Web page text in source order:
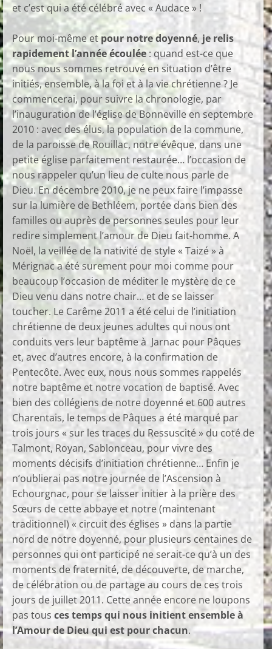
et c’est qui a été célébré avec « Audace » !
Pour moi-même et pour notre doyenné, je relis
rapidement l’année écoulée : quand est-ce que
nous nous sommes retrouvé en situation d’être
initiés, ensemble, à la foi et à la vie chrétienne ? Je
commencerai, pour suivre la chronologie, par
l’inauguration de l’église de Bonneville en septembre
2010 : avec des élus, la population de la commune,
de la paroisse de Rouillac, notre évêque, dans une
petite église parfaitement restaurée… l’occasion de
nous rappeler qu’un lieu de culte nous parle de
Dieu. En décembre 2010, je ne peux faire l’impasse
sur la lumière de Bethléem, portée dans bien des
familles ou auprès de personnes seules pour leur
redire simplement l’amour de Dieu fait-homme. A
Noël, la veillée de la nativité de style « Taizé » à
Mérignac a été surement pour moi comme pour
beaucoup l’occasion de méditer le mystère de ce
Dieu venu dans notre chair… et de se laisser
toucher. Le Carême 2011 a été celui de l’initiation
chrétienne de deux jeunes adultes qui nous ont
conduits vers leur baptême à Jarnac pour Pâques
et, avec d’autres encore, à la confirmation de
Pentecôte. Avec eux, nous nous sommes rappelés
notre baptême et notre vocation de baptisé. Avec
bien des collégiens de notre doyenné et 600 autres
Charentais, le temps de Pâques a été marqué par
trois jours « sur les traces du Ressuscité » du coté de
Talmont, Royan, Sablonceau, pour vivre des
moments décisifs d’initiation chrétienne… Enfin je
n’oublierai pas notre journée de l’Ascension à
Echourgnac, pour se laisser initier à la prière des
Sœurs de cette abbaye et notre (maintenant
traditionnel) « circuit des églises » dans la partie
nord de notre doyenné, pour plusieurs centaines de
personnes qui ont participé ne serait-ce qu’à un des
moments de fraternité, de découverte, de marche,
de célébration ou de partage au cours de ces trois
jours de juillet 2011. Cette année encore ne loupons
pas tous ces temps qui nous initient ensemble à
l’Amour de Dieu qui est pour chacun.